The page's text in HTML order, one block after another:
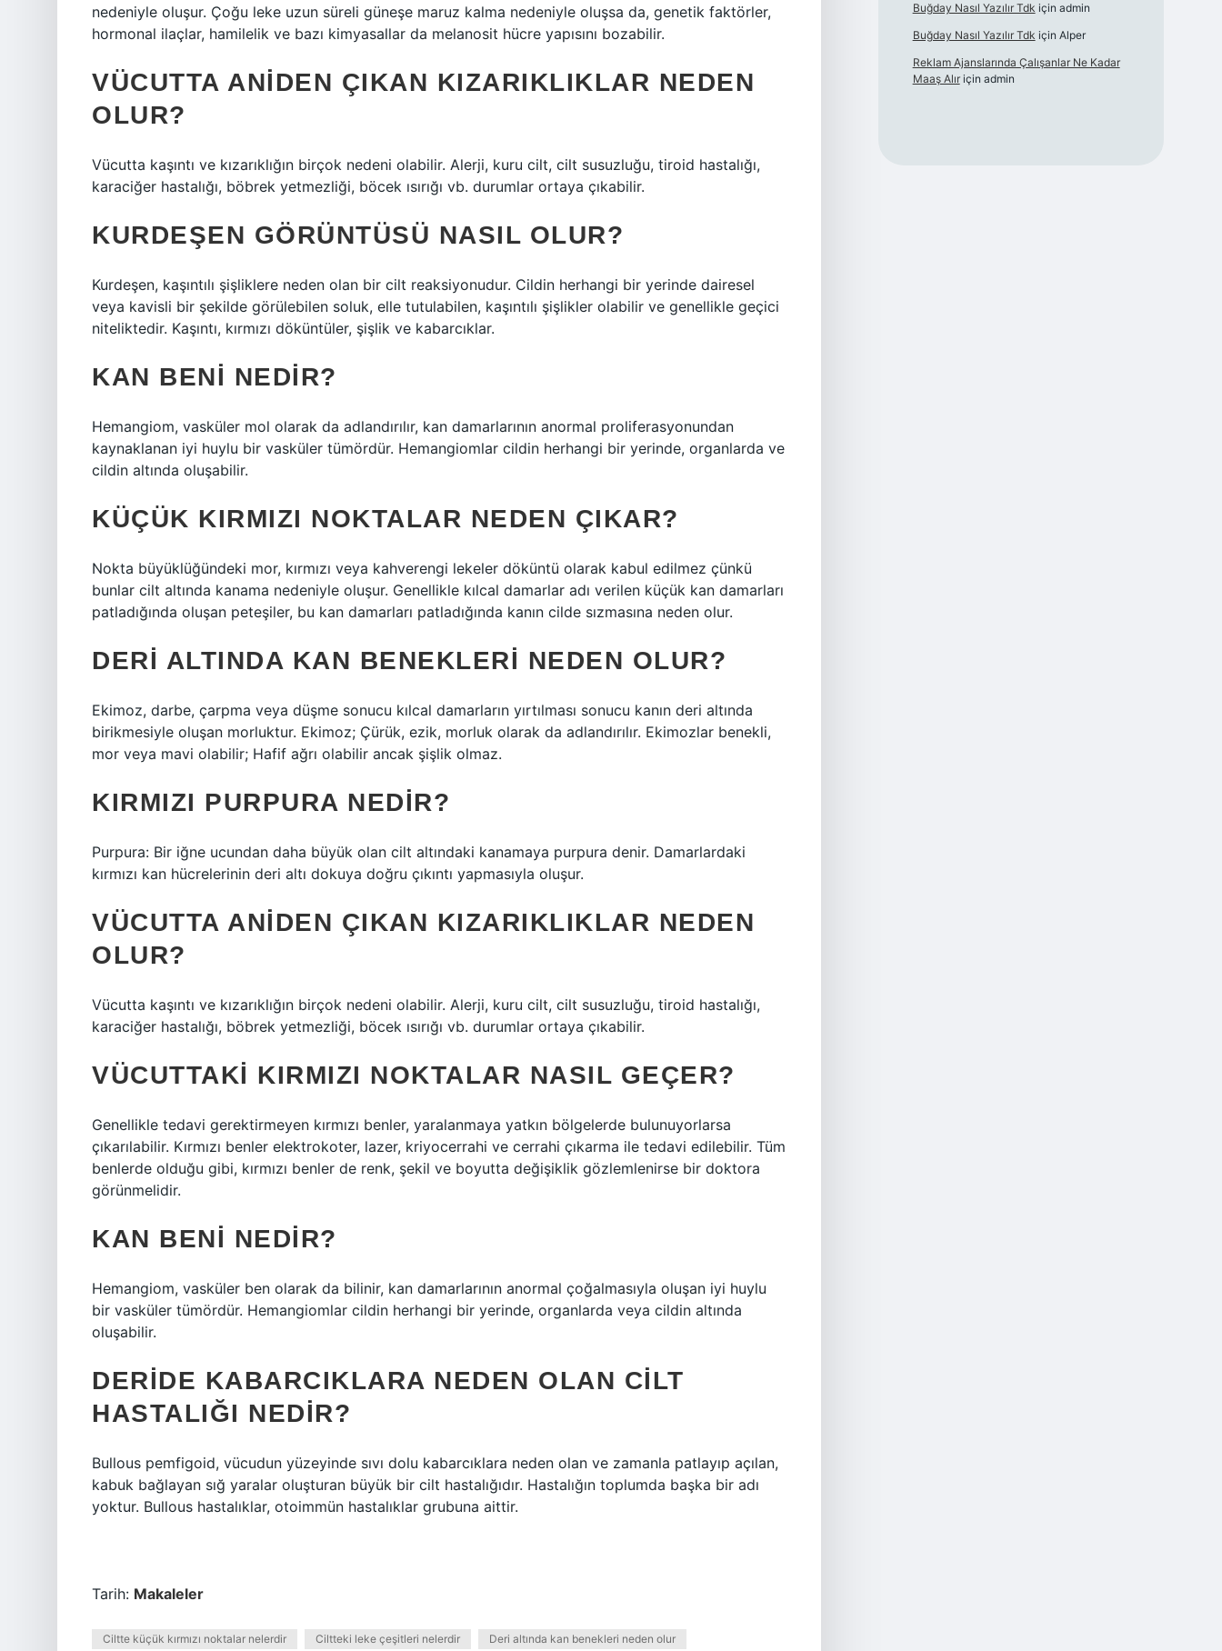
nedeniyle oluşur. Çoğu leke uzun süreli güneşe maruz kalma nedeniyle oluşsa da, genetik faktörler,
hormonal ilaçlar, hamilelik ve bazı kimyasallar da melanosit hücre yapısını bozabilir.
VÜCUTTA ANIDEN ÇIKAN KIZARIKLIKLAR NEDEN
OLUR?
Vücutta kaşıntı ve kızarıklığın birçok nedeni olabilir. Alerji, kuru cilt, cilt susuzluğu, tiroid hastalığı,
karaciğer hastalığı, böbrek yetmezliği, böcek ısırığı vb. durumlar ortaya çıkabilir.
KURDEŞEN GÖRÜNTÜSÜ NASIL OLUR?
Kurdeşen, kaşıntılı şişliklere neden olan bir cilt reaksiyonudur. Cildin herhangi bir yerinde dairesel
veya kavisli bir şekilde görülebilen soluk, elle tutulabilen, kaşıntılı şişlikler olabilir ve genellikle geçici
niteliktedir. Kaşıntı, kırmızı döküntüler, şişlik ve kabarcıklar.
KAN BENI NEDIR?
Hemangiom, vasküler mol olarak da adlandırılır, kan damarlarının anormal proliferasyonundan
kaynaklanan iyi huylu bir vasküler tümördür. Hemangiomlar cildin herhangi bir yerinde, organlarda ve
cildin altında oluşabilir.
KÜÇÜK KIRMIZI NOKTALAR NEDEN ÇIKAR?
Nokta büyüklüğündeki mor, kırmızı veya kahverengi lekeler döküntü olarak kabul edilmez çünkü
bunlar cilt altında kanama nedeniyle oluşur. Genellikle kılcal damarlar adı verilen küçük kan damarları
patladığında oluşan peteşiler, bu kan damarları patladığında kanın cilde sızmasına neden olur.
DERI ALTINDA KAN BENEKLERI NEDEN OLUR?
Ekimoz, darbe, çarpma veya düşme sonucu kılcal damarların yırtılması sonucu kanın deri altında
birikmesiyle oluşan morluktur. Ekimoz; Çürük, ezik, morluk olarak da adlandırılır. Ekimozlar benekli,
mor veya mavi olabilir; Hafif ağrı olabilir ancak şişlik olmaz.
KIRMIZI PURPURA NEDIR?
Purpura: Bir iğne ucundan daha büyük olan cilt altındaki kanamaya purpura denir. Damarlardaki
kırmızı kan hücrelerinin deri altı dokuya doğru çıkıntı yapmasıyla oluşur.
VÜCUTTA ANIDEN ÇIKAN KIZARIKLIKLAR NEDEN
OLUR?
Vücutta kaşıntı ve kızarıklığın birçok nedeni olabilir. Alerji, kuru cilt, cilt susuzluğu, tiroid hastalığı,
karaciğer hastalığı, böbrek yetmezliği, böcek ısırığı vb. durumlar ortaya çıkabilir.
VÜCUTTAKI KIRMIZI NOKTALAR NASIL GEÇER?
Genellikle tedavi gerektirmeyen kırmızı benler, yaralanmaya yatkın bölgelerde bulunuyorlarsa
çıkarılabilir. Kırmızı benler elektrokoter, lazer, kriyocerrahi ve cerrahi çıkarma ile tedavi edilebilir. Tüm
benlerde olduğu gibi, kırmızı benler de renk, şekil ve boyutta değişiklik gözlemlenirse bir doktora
görünmelidir.
KAN BENI NEDIR?
Hemangiom, vasküler ben olarak da bilinir, kan damarlarının anormal çoğalmasıyla oluşan iyi huylu
bir vasküler tümördür. Hemangiomlar cildin herhangi bir yerinde, organlarda veya cildin altında
oluşabilir.
DERIDE KABARCIKLARA NEDEN OLAN CILT
HASTALIĞI NEDIR?
Bullous pemfigoid, vücudun yüzeyinde sıvı dolu kabarcıklara neden olan ve zamanla patlayıp açılan,
kabuk bağlayan sığ yaralar oluşturan büyük bir cilt hastalığıdır. Hastalığın toplumda başka bir adı
yoktur. Bullous hastalıklar, otoimmün hastalıklar grubuna aittir.
Tarih: Makaleler
Ciltte küçük kırmızı noktalar nelerdir Ciltteki leke çeşitleri nelerdir Deri altında kan benekleri neden olur
Buğday Nasıl Yazılır Tdk için admin
Buğday Nasıl Yazılır Tdk için Alper
Reklam Ajanslarında Çalışanlar Ne Kadar
Maaş Alıriçin admin